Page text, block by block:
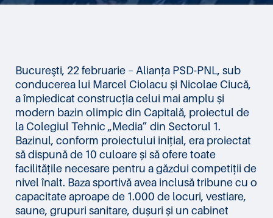
Bucureşti, 22 februarie – Alianța PSD-PNL, sub
conducerea lui Marcel Ciolacu și Nicolae Ciucă,
a împiedicat construcția celui mai amplu și
modern bazin olimpic din Capitală, proiectul de
la Colegiul Tehnic „Media” din Sectorul 1.
Bazinul, conform proiectului inițial, era proiectat
să dispună de 10 culoare și să ofere toate
facilitățile necesare pentru a găzdui competiții de
nivel înalt. Baza sportivă avea inclusă tribune cu o
capacitate aproape de 1.000 de locuri, vestiare,
saune, grupuri sanitare, dușuri și un cabinet